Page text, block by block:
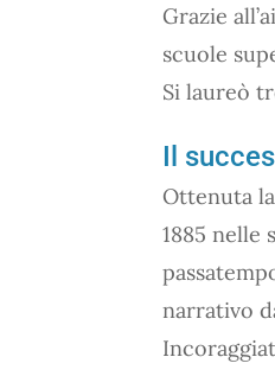
Grazie
scuole
Si laureò
Il
Ottenuta
1885 nelle
narrativo